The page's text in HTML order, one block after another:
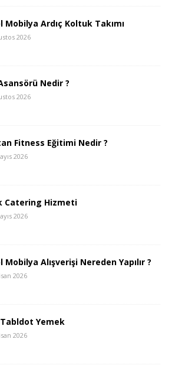
Mobilya Ardıç Koltuk Takımı
2026
Nedir ?
2026
Fitness Eğitimi Nedir ?
2026
Catering Hizmeti
2026
Mobilya Alışverişi Nereden Yapılır ?
2026
Yemek
2026